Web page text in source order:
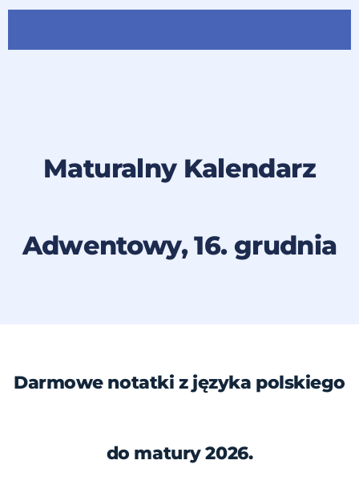
Maturalny Kalendarz
Adwentowy, 16. grudnia
Darmowe notatki z języka polskiego
do matury 2026.